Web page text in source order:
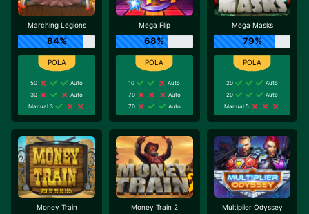
Marching Legions
84%
50
Auto
30
Auto
Manual 3
Mega Flip
68%
10
Auto
70
Auto
70
Auto
Mega Masks
79%
20
Auto
20
Auto
Manual 5
Money Train Money Train 2 Multiplier Odyssey